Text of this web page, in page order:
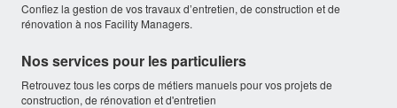
Confiez la gestion de vos travaux d’entretien, de construction et de
rénovation à nos Facility Managers.
Nos services pour les particuliers
Retrouvez tous les corps de métiers manuels pour vos projets de
construction, de rénovation et d'entretien